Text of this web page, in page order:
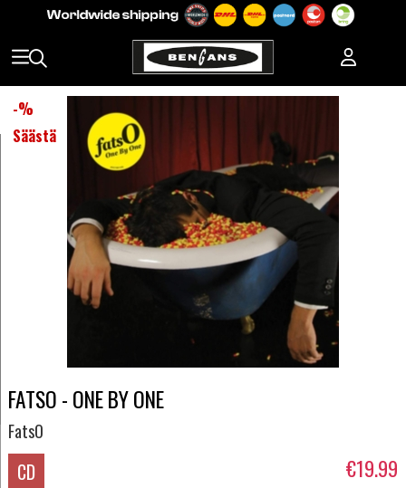
-%
Säästä
FATSO - ONE BY ONE
FatsO
CD €19.99